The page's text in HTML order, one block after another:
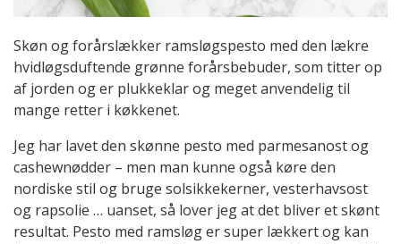
Skøn og forårslækker ramsløgspesto med den lækre
hvidløgsduftende grønne forårsbebuder, som titter op
af jorden og er plukkeklar og meget anvendelig til
mange retter i køkkenet.
Jeg har lavet den skønne pesto med parmesanost og
cashewnødder – men man kunne også køre den
nordiske stil og bruge solsikkekerner, vesterhavsost
og rapsolie … uanset, så lover jeg at det bliver et skønt
resultat. Pesto med ramsløg er super lækkert og kan